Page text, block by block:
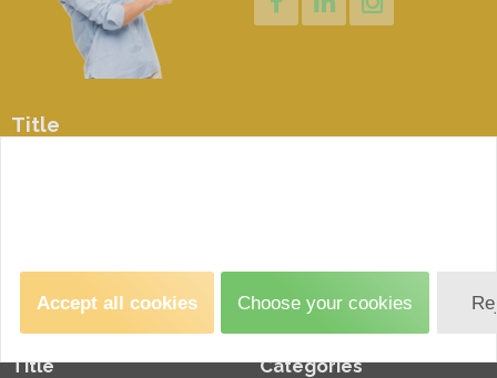
Title
Categories
Title
Accept all cookies Choose your cookies